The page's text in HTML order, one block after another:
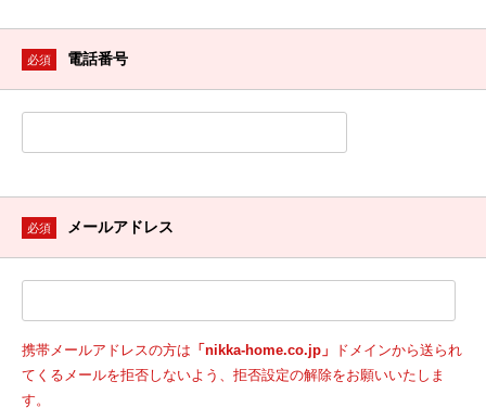
必須 電話番号
必須 メールアドレス
携帯メールアドレスの方は 「nikka-home.co.jp」
ドメインから送られ
てくるメールを拒否しないよう、拒否設定の解除をお願いいたしま
す。